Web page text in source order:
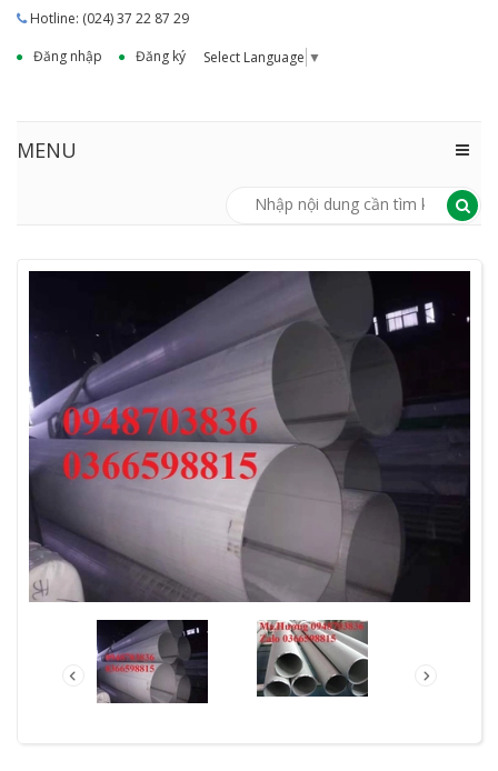
Hotline: (024) 37 22 87 29
Đăng nhập
Đăng ký Select Language ▼
MENU